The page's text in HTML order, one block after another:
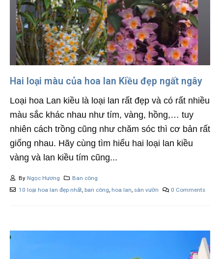
Hai loại màu của hoa lan Kiều đẹp ngất ngây
Loại hoa Lan kiều là loại lan rất đẹp và có rất nhiều
màu sắc khác nhau như tím, vàng, hồng,… tuy
nhiên cách trồng cũng như chăm sóc thì cơ bản rất
giống nhau. Hãy cùng tìm hiểu hai loại lan kiều
vàng và lan kiều tím cũng...
By Ngọc Hương
Ban công
10 loại hoa lan đẹp nhất ban công hoa lan sân vườn 0 Comments